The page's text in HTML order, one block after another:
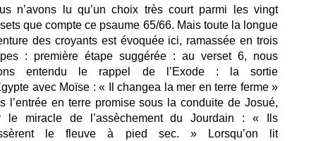
n’avons lu qu’un choix très court parmi les vingt
que compte ce psaume 65/66. Mais toute la longue
des croyants est évoquée ici, ramassée en trois
: première étape suggérée : au verset 6, nous
entendu le rappel de l’Exode : la sortie
avec Moïse : « Il changea la mer en terre ferme »
l’entrée en terre promise sous la conduite de Josué,
le miracle de l’assèchement du Jourdain : « Ils
le fleuve à pied sec. » Lorsqu’on lit